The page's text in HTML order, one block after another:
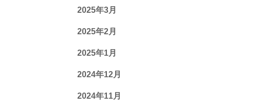
2025年3月
2025年2月
2025年1月
2024年12月
2024年11月